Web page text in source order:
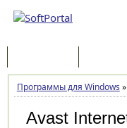
Программы для Windows »
Avast